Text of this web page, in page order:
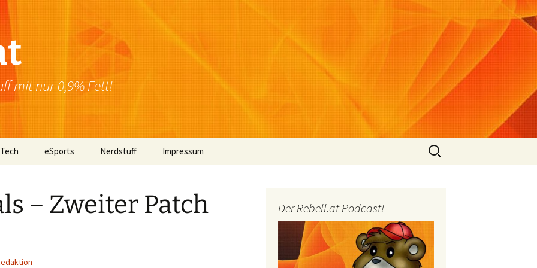
mit nur 0,9% Fett!
Mac OS
Browser
eSports Nerdstuff Impressum
Suchen
nach:
– Zweiter Patch
Der Rebell.at Podcast!